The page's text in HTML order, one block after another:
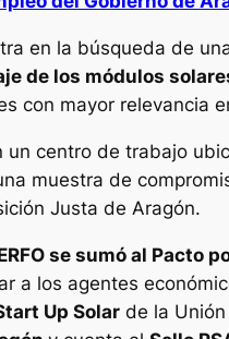
en la búsqueda de
de los módulos
con mayor relevancia
un centro de trabajo
muestra de
Justa de Aragón.
se sumó al Pacto
a los agentes
Up Solar de la